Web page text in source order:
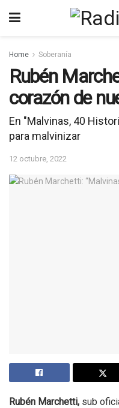
Home Soberanía
Rubén
corazón de
En "Malvinas, 40
para malvinizar
12 octubre, 2022
Rubén Marchetti, sub